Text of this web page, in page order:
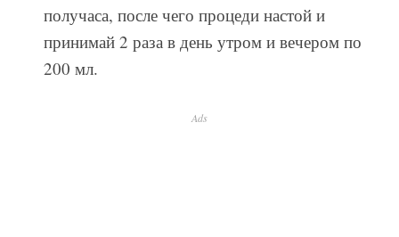
получаса, после чего процеди настой и
принимай 2 раза в день утром и вечером по
200 мл.
Ads